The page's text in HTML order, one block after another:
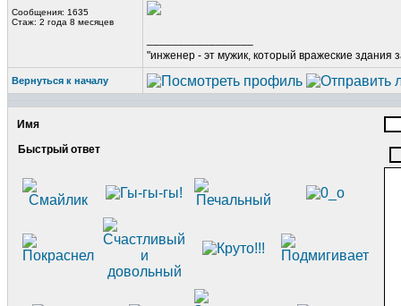
Сообщения: 1635
Стаж: 2 года 8 месяцев
"инженер - эт мужик, который вражеские здания
Вернуться к началу
Имя
Быстрый ответ